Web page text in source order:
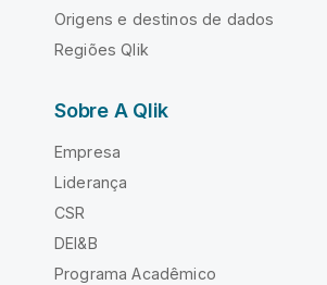
Origens e destinos de dados
Regiões Qlik
Sobre A Qlik
Empresa
Liderança
CSR
DEI&B
Programa Acadêmico